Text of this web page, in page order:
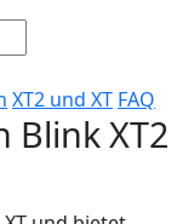
XT2 und XT FAQ
Blink XT2